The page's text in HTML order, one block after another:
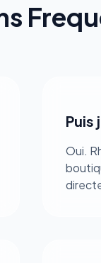
Puis
Oui.